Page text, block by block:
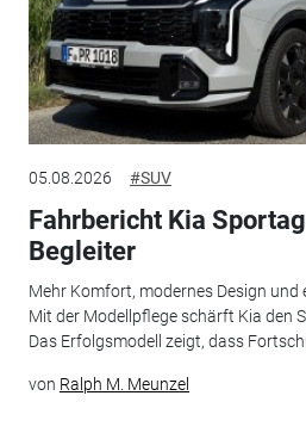
05.08.2026 #SUV
Fahrbericht Kia
Begleiter
Mehr Komfort, modernes Design und
Mit der Modellpflege schärft Kia den
Das Erfolgsmodell zeigt, dass
von Ralph M. Meunzel